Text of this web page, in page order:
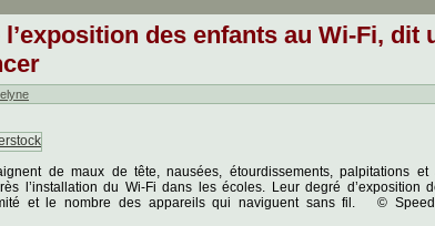
des enfants au Wi-Fi, dit
de maux de tête, nausées, étourdissements, palpitations et
l’installation du Wi-Fi dans les écoles. Leur degré d’exposition
et le nombre des appareils qui naviguent sans fil. ©